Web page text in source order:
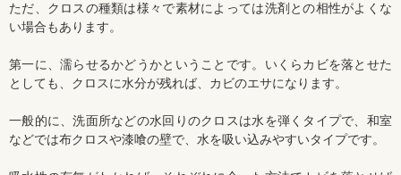
ただ、クロスの種類は様々で素材によっては洗剤との相性がよくな
い場合もあります。
第一に、濡らせるかどうかということです。いくらカビを落とせた
としても、クロスに水分が残れば、カビのエサになります。
一般的に、洗面所などの水回りのクロスは水を弾くタイプで、和室
などでは布クロスや漆喰の壁で、水を吸い込みやすいタイプです。